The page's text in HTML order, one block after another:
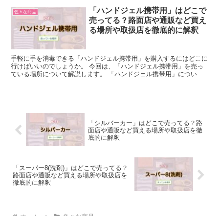
色々な商品
「ハンドジェル携帯用」はどこで
売ってる？路面店や通販など買え
る場所や取扱店を徹底的に解釈
手軽に手を消毒できる「ハンドジェル携帯用」を購入するにはどこに
行けばいいのでしょうか。 今回は、「ハンドジェル携帯用」を売っ
ている場所について解説します。 「ハンドジェル携帯用」について
「シルバーカー」はどこで売ってる？路
面店や通販など買える場所や取扱店を徹
底的に解釈
「スーパー8(洗剤)」はどこで売ってる？
路面店や通販など買える場所や取扱店を
徹底的に解釈